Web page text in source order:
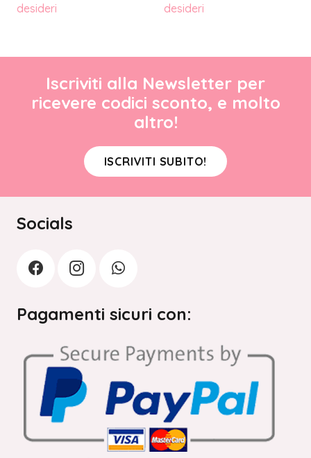
desideri
desideri
Iscriviti alla Newsletter per
ricevere codici sconto, e molto
altro!
ISCRIVITI SUBITO!
Socials
Pagamenti sicuri con: